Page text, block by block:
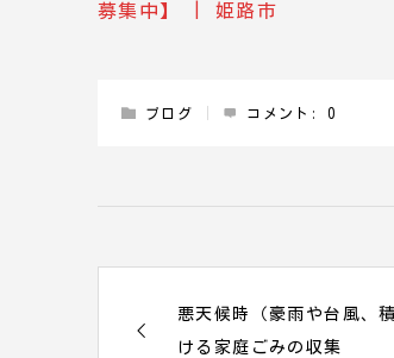
募集中】 | 姫路市
ブログ コメント: 0
悪天候時（豪雨や台風、
ける家庭ごみの収集